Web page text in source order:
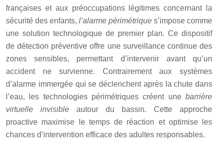
françaises et aux préoccupations légitimes concernant la
sécurité des enfants, l’alarme périmétrique s’impose comme
une solution technologique de premier plan. Ce dispositif
de détection préventive offre une surveillance continue des
zones sensibles, permettant d’intervenir avant qu’un
accident ne survienne. Contrairement aux systèmes
d’alarme immergée qui se déclenchent après la chute dans
l’eau, les technologies périmétriques créent une barrière
virtuelle invisible autour du bassin. Cette approche
proactive maximise le temps de réaction et optimise les
chances d’intervention efficace des adultes responsables.